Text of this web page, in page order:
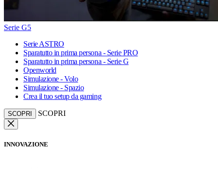
Serie G5
Serie ASTRO
Sparatutto in prima persona - Serie PRO
Sparatutto in prima persona - Serie G
Openworld
Simulazione - Volo
Simulazione - Spazio
Crea il tuo setup da gaming
SCOPRI SCOPRI
INNOVAZIONE